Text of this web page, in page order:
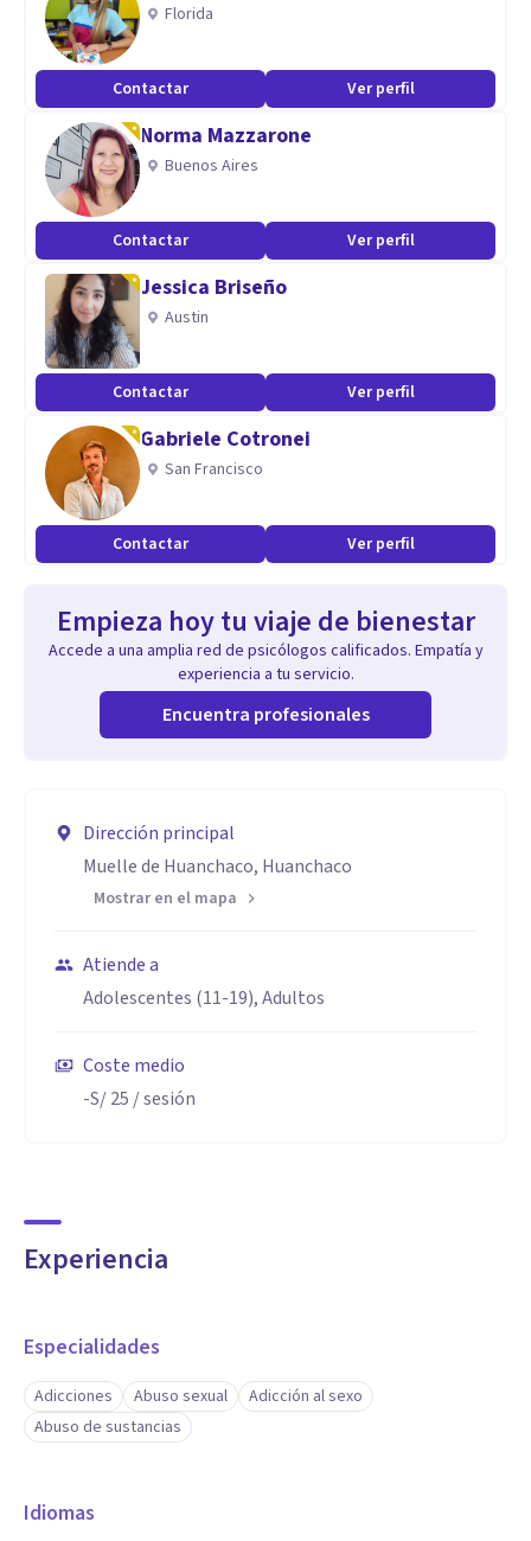
Florida
Contactar Ver perfil
Norma Mazzarone
Buenos Aires
Contactar Ver perfil
Jessica Briseño
Austin
Contactar Ver perfil
Gabriele Cotronei
San Francisco
Contactar Ver perfil
Empieza hoy tu viaje de bienestar
Accede a una amplia red de psicólogos calificados. Empatía y
experiencia a tu servicio.
Encuentra profesionales
Dirección principal
Muelle de Huanchaco, Huanchaco
Mostrar en el mapa
Atiende a
Adolescentes (11-19), Adultos
Coste medio
-S/ 25 / sesión
Experiencia
Especialidades
Adicciones Abuso sexual
Adicción al sexo
Abuso de sustancias
Idiomas